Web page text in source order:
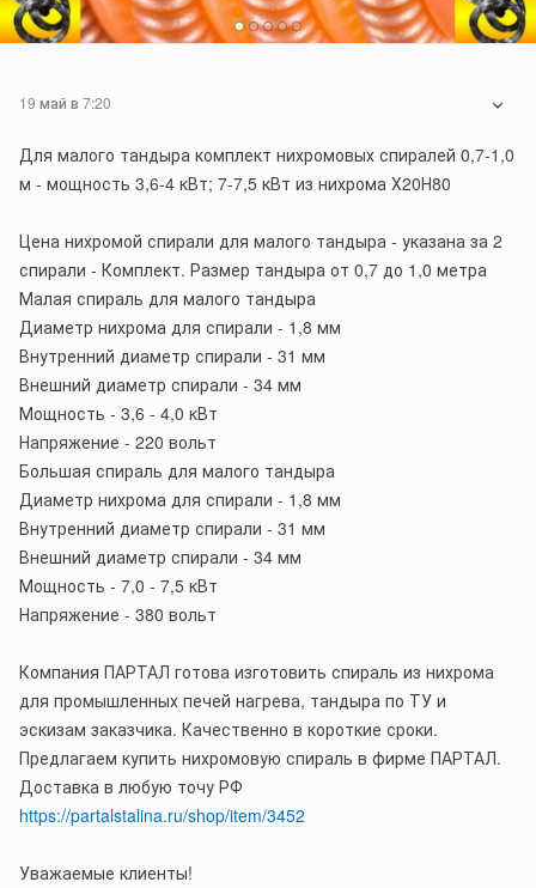
19 май в 7:20
Для малого тандыра комплект нихромовых спиралей 0,7-1,0
м - мощность 3,6-4 кВт; 7-7,5 кВт из нихрома Х20Н80
Цена нихромой спирали для малого тандыра - указана за 2
спирали - Комплект. Размер тандыра от 0,7 до 1,0 метра
Малая спираль для малого тандыра
Диаметр нихрома для спирали - 1,8 мм
Внутренний диаметр спирали - 31 мм
Внешний диаметр спирали - 34 мм
Мощность - 3,6 - 4,0 кВт
Напряжение - 220 вольт
Большая спираль для малого тандыра
Диаметр нихрома для спирали - 1,8 мм
Внутренний диаметр спирали - 31 мм
Внешний диаметр спирали - 34 мм
Мощность - 7,0 - 7,5 кВт
Напряжение - 380 вольт
Компания ПАРТАЛ готова изготовить спираль из нихрома
для промышленных печей нагрева, тандыра по ТУ и
эскизам заказчика. Качественно в короткие сроки.
Предлагаем купить нихромовую спираль в фирме ПАРТАЛ.
Доставка в любую точу РФ
https://partalstalina.ru/shop/item/3452
Уважаемые клиенты!